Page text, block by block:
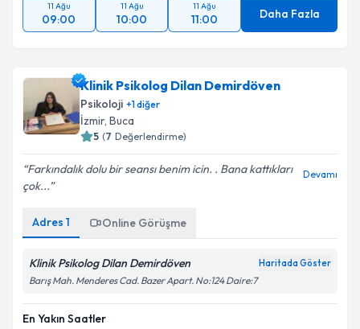
11 Ağu
09:00
11 Ağu
10:00
11 Ağu
11:00 Daha Fazla
Klinik Psikolog Dilan Demirdöven
Psikoloji +1diğer
İzmir, Buca
5 (7 Değerlendirme)
Farkındalık dolu bir seansı benim icin. . Bana kattıkları
çok...
Devamı
Adres 1 Online Görüşme
Klinik Psikolog Dilan Demirdöven Haritada Göster
Barış Mah. Menderes Cad. Bazer Apart. No:124 Daire:7
En Yakın Saatler